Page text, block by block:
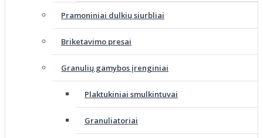
Pramoniniai dulkių siurbliai
Briketavimo presai
Granulių gamybos įrenginiai
Plaktukiniai smulkintuvai
Granuliatoriai